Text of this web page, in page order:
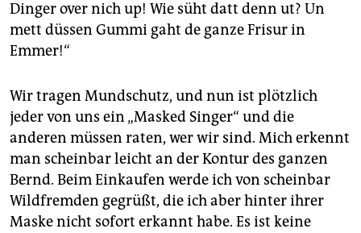
Dinger over nich up! Wie süht datt denn ut? Un
mett düssen Gummi gaht de ganze Frisur in
Emmer!“
Wir tragen Mundschutz, und nun ist plötzlich
jeder von uns ein „Masked Singer“ und die
anderen müssen raten, wer wir sind. Mich erkennt
man scheinbar leicht an der Kontur des ganzen
Bernd. Beim Einkaufen werde ich von scheinbar
Wildfremden gegrüßt, die ich aber hinter ihrer
Maske nicht sofort erkannt habe. Es ist keine